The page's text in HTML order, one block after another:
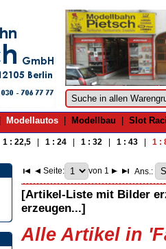
Modellautos Modellbau Slot
1 : 22,5 1 : 24 1 : 32 1 : 43 1 :
Seite: von 1 Ans.:
[Artikel-Liste mit Bilder
erzeugen...]
Alle Artikel in